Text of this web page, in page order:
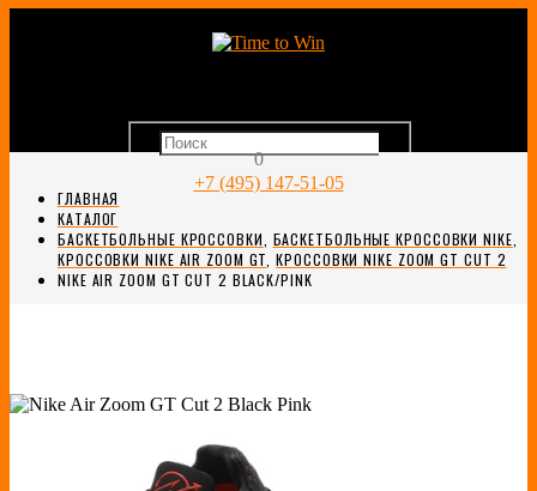
0
+7 (495) 147-51-05
ГЛАВНАЯ
КАТАЛОГ
БАСКЕТБОЛЬНЫЕ КРОССОВКИ БАСКЕТБОЛЬНЫЕ КРОССОВКИ NIKE
КРОССОВКИ NIKE AIR ZOOM GT ,КРОССОВКИ NIKE ZOOM GT CUT 2
NIKE AIR ZOOM GT CUT 2 BLACK/PINK